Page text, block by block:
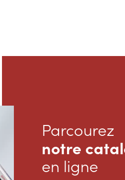
Parcourez
notre
en ligne